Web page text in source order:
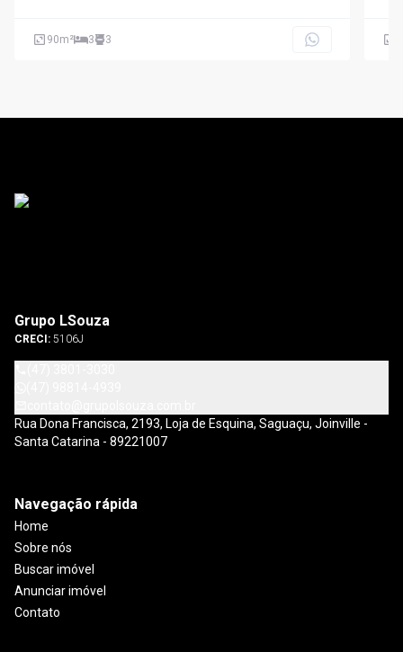
90m² 3 3
Grupo LSouza
CRECI: 5106J
Rua Dona Francisca, 2193, Loja de Esquina, Saguaçu, Joinville -
Santa Catarina - 89221007
Navegação rápida
Home
Sobre nós
Buscar imóvel
Anunciar imóvel
Contato